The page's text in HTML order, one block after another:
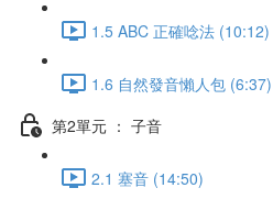
1.5 ABC 正確唸法 (10:12)
1.6 自然發音懶人包 (6:37)
第2單元 ： 子音
2.1 塞音 (14:50)